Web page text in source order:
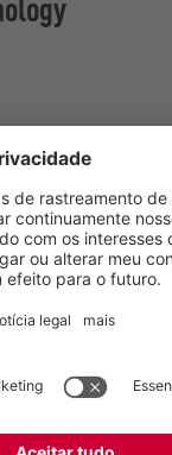
da Fonseca, 3397
715